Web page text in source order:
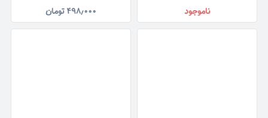
ناموجود ۴۹۸٫۰۰۰ تومان